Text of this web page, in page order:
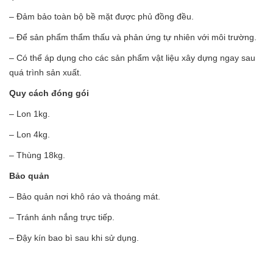
– Đảm bảo toàn bộ bề mặt được phủ đồng đều.
– Để sản phẩm thẩm thấu và phản ứng tự nhiên với môi trường.
– Có thể áp dụng cho các sản phẩm vật liệu xây dựng ngay sau
quá trình sản xuất.
Quy cách đóng gói
– Lon 1kg.
– Lon 4kg.
– Thùng 18kg.
Bảo quản
– Bảo quản nơi khô ráo và thoáng mát.
– Tránh ánh nắng trực tiếp.
– Đậy kín bao bì sau khi sử dụng.